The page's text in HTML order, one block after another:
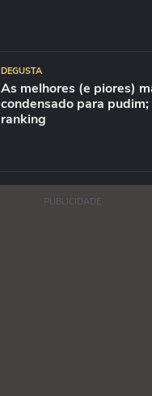
DEGUSTA
As melhores (e piores)
condensado para
ranking
PUBLICIDADE